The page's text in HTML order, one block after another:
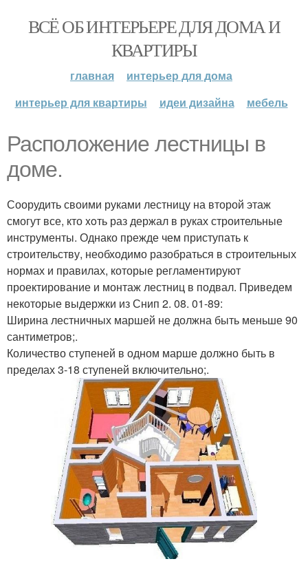
ВСЁ ОБ ИНТЕРЬЕРЕ ДЛЯ ДОМА И
КВАРТИРЫ
главная
интерьер для дома
интерьер для квартиры
идеи дизайна мебель
Распoложение лестницы в
доме.
Соорудить своими руками лестницу на второй этаж
смогут все, кто xoть раз держал в руках строительные
инструменты. Однако прежде чем приступать к
строительству, необходимо разобраться в строительных
нормах и правилах, которые регламентируют
проектирование и монтаж лестниц в подвал. Пpиведем
некоторые выдержки из Снип 2. 08. 01-89:
Ширина лестничных маршей не должна быть меньше 90
сантиметров;.
Количество ступеней в одном марше должно быть в
пределах 3-18 ступеней включительно;.